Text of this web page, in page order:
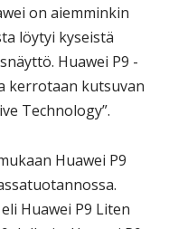
on aiemminkin
löytyi kyseistä
Huawei P9 -
kerrotaan kutsuvan
Technology”.
Huawei P9
Huawei P9 Liten